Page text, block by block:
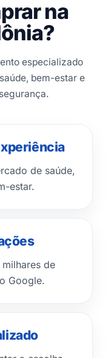
na
especializado
bem-estar e
de saúde,
estar.
de
Google.